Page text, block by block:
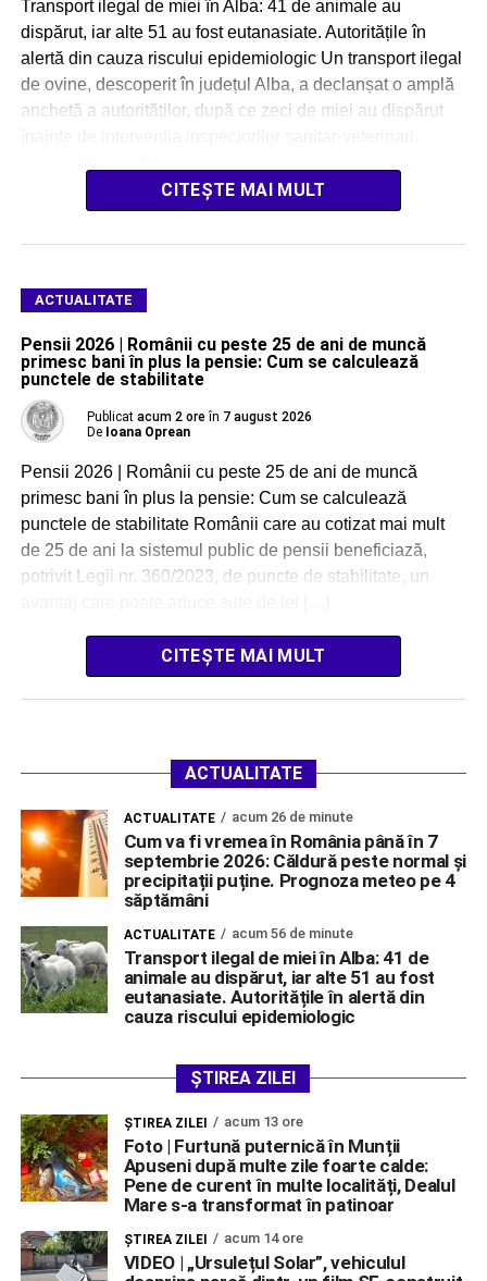
Transport ilegal de miei în Alba: 41 de animale au
dispărut, iar alte 51 au fost eutanasiate. Autoritățile în
alertă din cauza riscului epidemiologic Un transport ilegal
de ovine, descoperit în județul Alba, a declanșat o amplă
anchetă a autorităților, după ce zeci de miei au dispărut
CITEȘTE MAI MULT
ACTUALITATE
Pensii 2026 | Românii cu peste 25 de ani de muncă
primesc bani în plus la pensie: Cum se calculează
punctele de stabilitate
Publicat acum 2 ore în 7 august 2026
De Ioana Oprean
Pensii 2026 | Românii cu peste 25 de ani de muncă
primesc bani în plus la pensie: Cum se calculează
punctele de stabilitate Românii care au cotizat mai mult
de 25 de ani la sistemul public de pensii beneficiază,
potrivit Legii nr. 360/2023, de puncte de stabilitate, un
CITEȘTE MAI MULT
ACTUALITATE
ACTUALITATE acum 26 de minute
Cum va fi vremea în România până în 7
septembrie 2026: Căldură peste normal și
precipitații puține. Prognoza meteo pe 4
săptămâni
ACTUALITATE acum 56 de minute
Transport ilegal de miei în Alba: 41 de
animale au dispărut, iar alte 51 au fost
eutanasiate. Autoritățile în alertă din
cauza riscului epidemiologic
ȘTIREA ZILEI
ŞTIREA ZILEI acum 13 ore
Foto | Furtună puternică în Munții
Apuseni după multe zile foarte calde:
Pene de curent în multe localități, Dealul
Mare s-a transformat în patinoar
ŞTIREA ZILEI acum 14 ore
VIDEO | „Ursulețul Solar”, vehiculul